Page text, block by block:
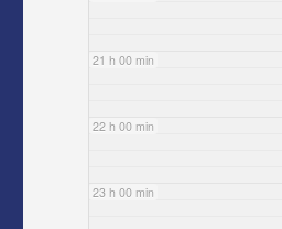
21 h 00 min
22 h 00 min
23 h 00 min